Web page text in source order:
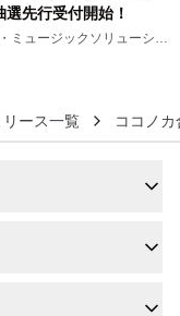
先行受付開始！
ミュージックソリューショ
ース一覧 ココノ